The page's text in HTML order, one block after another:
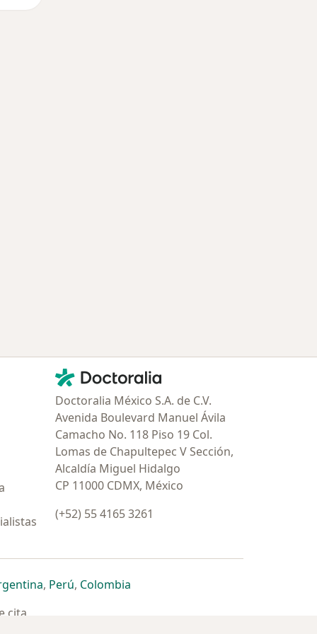
Contacto
Doctoralia - Página de inicio
Doctoralia México S.A. de C.V.
Avenida Boulevard Manuel Ávila
Camacho No. 118 Piso 19 Col.
Lomas de Chapultepec V Sección,
Alcaldía Miguel Hidalgo
CP 11000 CDMX, México
(+52) 55 4165 3261
pestaña
una nueva pestaña
en una nueva pestaña
se abre en una nueva pestaña
, Perúse abre en una nueva pestaña
, Colombiase abre en una nueva pestaña
cita